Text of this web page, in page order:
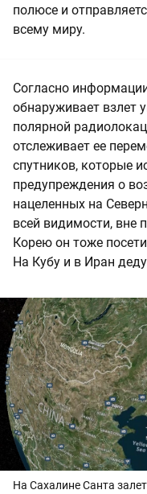
полюсе и
всему миру.
Согласно
обнаруживает взлет
полярной
отслеживает ее
спутников, которые
предупреждения о
нацеленных на
всей видимости, вне
Корею он тоже
На Кубу и в Иран
На Сахалине Санта